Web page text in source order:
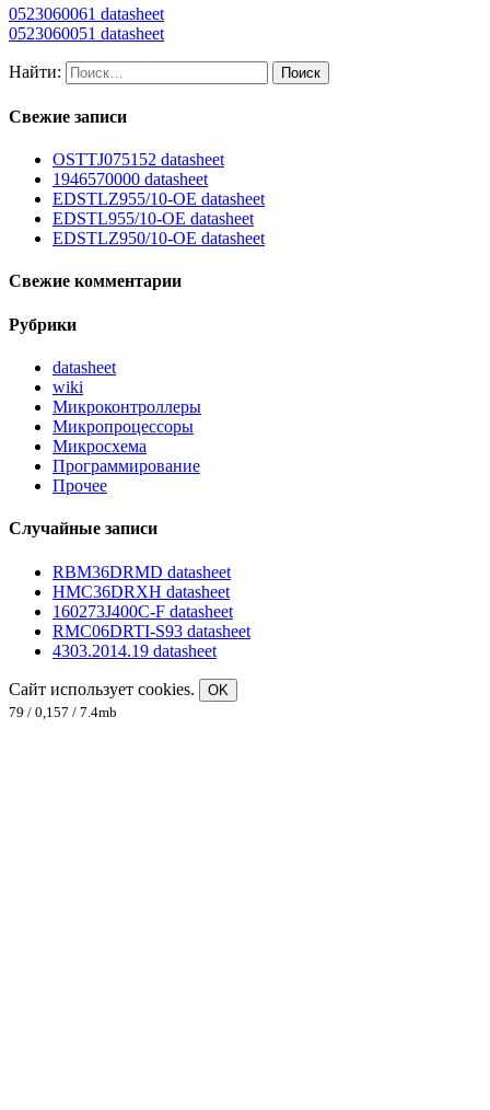
0523060061 datasheet
0523060051 datasheet
Найти:
Свежие записи
OSTTJ075152 datasheet
1946570000 datasheet
EDSTLZ955/10-OE datasheet
EDSTL955/10-OE datasheet
EDSTLZ950/10-OE datasheet
Свежие комментарии
Рубрики
datasheet
wiki
Микроконтроллеры
Микропроцессоры
Микросхема
Программирование
Прочее
Случайные записи
RBM36DRMD datasheet
HMC36DRXH datasheet
160273J400C-F datasheet
RMC06DRTI-S93 datasheet
4303.2014.19 datasheet
Сайт использует cookies.
OK
79 / 0,157 / 7.4mb